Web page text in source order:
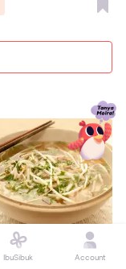
Taoge untuk
IbuSibuk Account